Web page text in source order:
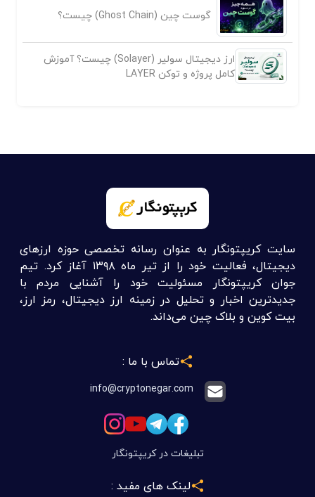
گوست چین (Ghost Chain) چیست؟
ارز دیجیتال سولیر (Solayer) چیست؟ آموزش
کامل پروژه و توکن LAYER
سایت کریپتونگار به عنوان رسانه تخصصی حوزه ارزهای
دیجیتال، فعالیت خود را از تیر ماه ۱۳۹۸ آغاز کرد. تیم
جوان کریپتونگار مسئولیت خود را آشنایی مردم با
جدیدترین اخبار و تحلیل در زمینه ارز دیجیتال، رمز ارز،
بیت کوین و بلاک چین می‌داند.
تماس با ما :
info@cryptonegar.com
تبلیغات در کریپتونگار
لینک های مفید :